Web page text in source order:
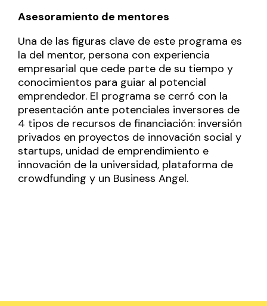
Asesoramiento de mentores
Una de las figuras clave de este programa es
la del mentor, persona con experiencia
empresarial que cede parte de su tiempo y
conocimientos para guiar al potencial
emprendedor. El programa se cerró con la
presentación ante potenciales inversores de
4 tipos de recursos de financiación: inversión
privados en proyectos de innovación social y
startups, unidad de emprendimiento e
innovación de la universidad, plataforma de
crowdfunding y un Business Angel.